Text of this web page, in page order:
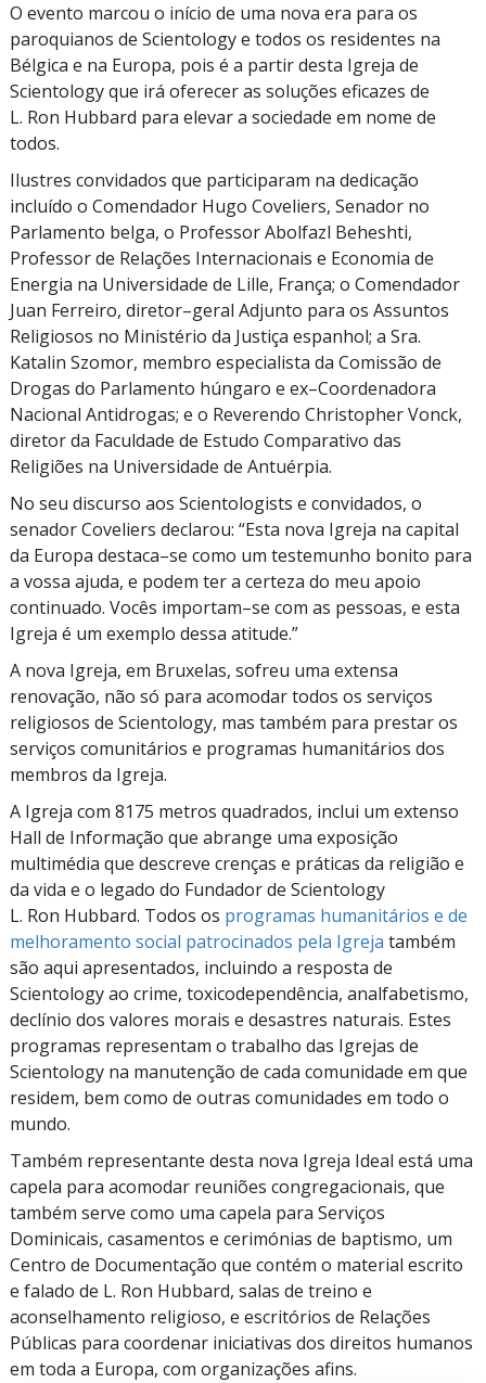
O evento marcou o início de uma nova era para os
paroquianos de Scientology e todos os residentes na
Bélgica e na Europa, pois é a partir desta Igreja de
Scientology que irá oferecer as soluções eficazes de
L. Ron Hubbard para elevar a sociedade em nome de
todos.
Ilustres convidados que participaram na dedicação
incluído o Comendador Hugo Coveliers, Senador no
Parlamento belga, o Professor Abolfazl Beheshti,
Professor de Relações Internacionais e Economia de
Energia na Universidade de Lille, França; o Comendador
Juan Ferreiro, diretor–geral Adjunto para os Assuntos
Religiosos no Ministério da Justiça espanhol; a Sra.
Katalin Szomor, membro especialista da Comissão de
Drogas do Parlamento húngaro e ex–Coordenadora
Nacional Antidrogas; e o Reverendo Christopher Vonck,
diretor da Faculdade de Estudo Comparativo das
Religiões na Universidade de Antuérpia.
No seu discurso aos Scientologists e convidados, o
senador Coveliers declarou: “Esta nova Igreja na capital
da Europa destaca–se como um testemunho bonito para
a vossa ajuda, e podem ter a certeza do meu apoio
continuado. Vocês importam–se com as pessoas, e esta
Igreja é um exemplo dessa atitude.”
A nova Igreja, em Bruxelas, sofreu uma extensa
renovação, não só para acomodar todos os serviços
religiosos de Scientology, mas também para prestar os
serviços comunitários e programas humanitários dos
membros da Igreja.
A Igreja com 8175 metros quadrados, inclui um extenso
Hall de Informação que abrange uma exposição
multimédia que descreve crenças e práticas da religião e
da vida e o legado do Fundador de Scientology
L. Ron Hubbard. Todos os programas humanitários e de
melhoramento social patrocinados pela Igreja também
são aqui apresentados, incluindo a resposta de
Scientology ao crime, toxicodependência, analfabetismo,
declínio dos valores morais e desastres naturais. Estes
programas representam o trabalho das Igrejas de
Scientology na manutenção de cada comunidade em que
residem, bem como de outras comunidades em todo o
mundo.
Também representante desta nova Igreja Ideal está uma
capela para acomodar reuniões congregacionais, que
também serve como uma capela para Serviços
Dominicais, casamentos e cerimónias de baptismo, um
Centro de Documentação que contém o material escrito
e falado de L. Ron Hubbard, salas de treino e
aconselhamento religioso, e escritórios de Relações
Públicas para coordenar iniciativas dos direitos humanos
em toda a Europa, com organizações afins.